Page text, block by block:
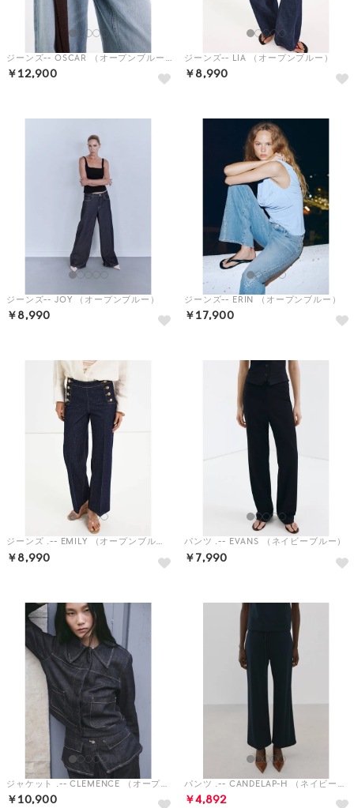
ジーンズ-- OSCAR （オープンブルー）
￥12,900
ジーンズ-- LIA （オープンブルー）
￥8,990
ジーンズ-- JOY （オープンブルー）
￥8,990
ジーンズ-- ERIN （オープンブルー）
￥17,900
ジーンズ .-- EMILY （オープンブルー）
￥8,990
パンツ .-- EVANS （ネイビーブルー）
￥7,990
ジャケット .-- CLEMENCE （オープンブルー）
￥10,900
パンツ .-- CANDELAP-H （ネイビーブルー）
￥4,892